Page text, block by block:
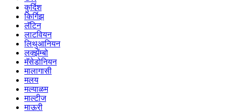
कुर्दिश
किर्गिझ
लॅटिन
लाटवियन
लिथुआनियन
लक्झेंम्बो
मॅसेडोनियन
मालागासी
मलय
मल्याळम
माल्टीज
माऊरी